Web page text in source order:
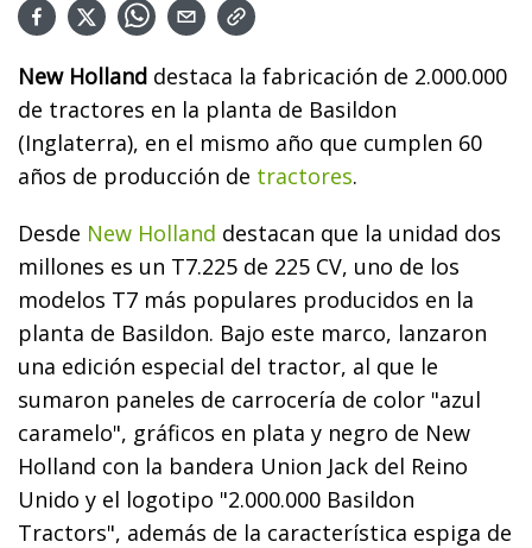
New Holland destaca la fabricación de 2.000.000
de tractores en la planta de Basildon
(Inglaterra), en el mismo año que cumplen 60
años de producción de tractores.
Desde New Holland destacan que la unidad dos
millones es un T7.225 de 225 CV, uno de los
modelos T7 más populares producidos en la
planta de Basildon. Bajo este marco, lanzaron
una edición especial del tractor, al que le
sumaron paneles de carrocería de color "azul
caramelo", gráficos en plata y negro de New
Holland con la bandera Union Jack del Reino
Unido y el logotipo "2.000.000 Basildon
Tractors", además de la característica espiga de